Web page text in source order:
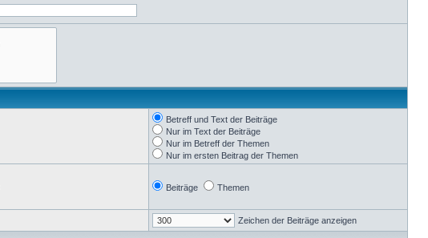
Betreff und Text der Beiträge
Nur im Text der Beiträge
Nur im Betreff der Themen
Nur im ersten Beitrag der Themen
Beiträge Themen
Zeichen der Beiträge anzeigen